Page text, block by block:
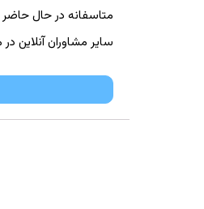
متاسفانه در حال حاضر
سایر مشاوران آنلاین